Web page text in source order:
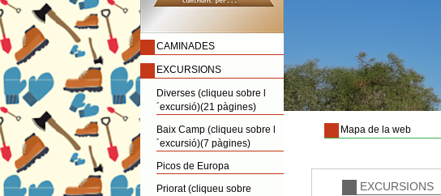
CAMINADES
EXCURSIONS
Diverses (cliqueu sobre l
´excursió)(21 pàgines)
Baix Camp (cliqueu sobre l
´excursió)(7 pàgines)
Picos de Europa
Priorat (cliqueu sobre
Mapa de la web
EXCURSIONS